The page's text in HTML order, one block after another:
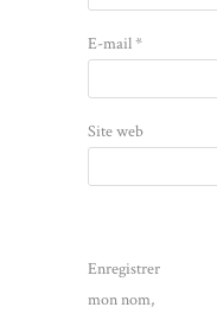
E-mail*
Site web
Enregistrer
mon nom,